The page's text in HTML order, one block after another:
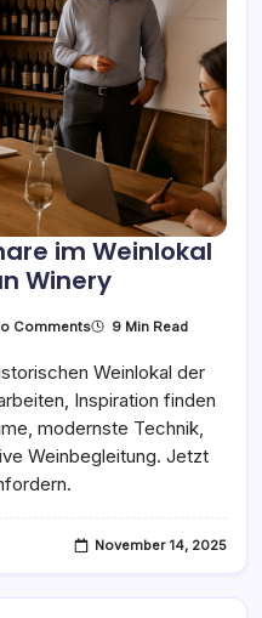
im Weinlokal
Winery
CommentsOn
Seminare
Weinlokal
Mäehan
Winery
9 Min Read
Weinlokal der
Inspiration finden
modernste Technik,
Weinbegleitung. Jetzt
November 14, 2025